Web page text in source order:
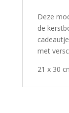
Deze
de
met
21 x 30